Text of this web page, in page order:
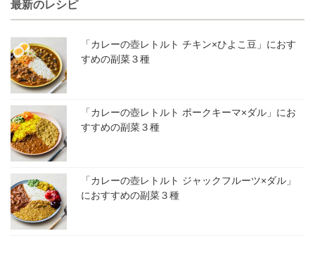
最新のレシピ
「カレーの壺レトルト チキン×ひよこ豆」におす
すめの副菜３種
「カレーの壺レトルト ポークキーマ×ダル」にお
すすめの副菜３種
「カレーの壺レトルト ジャックフルーツ×ダル」
におすすめの副菜３種